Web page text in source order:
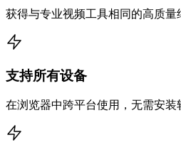
获得与专业视频工具相同的高质量
支持所有设备
在浏览器中跨平台使用，无需安装